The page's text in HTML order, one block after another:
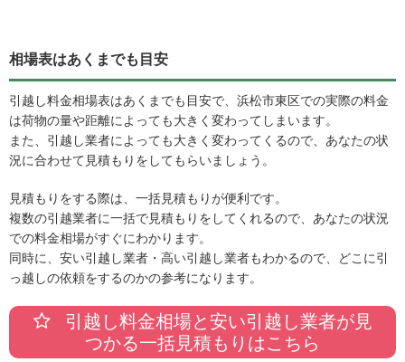
相場表はあくまでも目安
引越し料金相場表はあくまでも目安で、浜松市東区での実際の料金
は荷物の量や距離によっても大きく変わってしまいます。
また、引越し業者によっても大きく変わってくるので、あなたの状
況に合わせて見積もりをしてもらいましょう。
見積もりをする際は、一括見積もりが便利です。
複数の引越業者に一括で見積もりをしてくれるので、あなたの状況
での料金相場がすぐにわかります。
同時に、安い引越し業者・高い引越し業者もわかるので、どこに引
っ越しの依頼をするのかの参考になります。
引越し料金相場と安い引越し業者が見
つかる一括見積もりはこちら